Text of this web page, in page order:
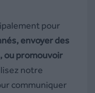
pour
envoyer des
ou promouvoir
notre
communiquer